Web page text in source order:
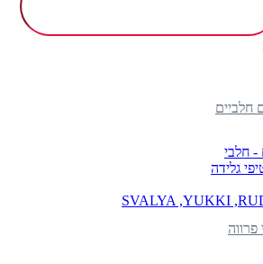
חלביים
- חלבי
גלידה
SVALYA ,YUKKI
פרווה